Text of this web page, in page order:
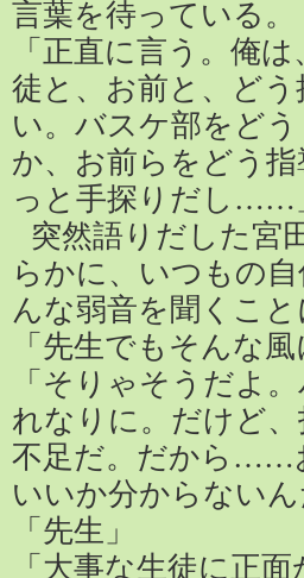
言葉を待っている。
「正直に言う。俺
徒と、お前と、ど
い。バスケ部をど
か、お前らをどう
っと手探りだし……
突然語りだした宮
らかに、いつもの
んな弱音を聞くこ
「先生でもそんな
「そりゃそうだよ
れなりに。だけど
不足だ。だから……
いいか分からない
「先生」
「大事な生徒に正